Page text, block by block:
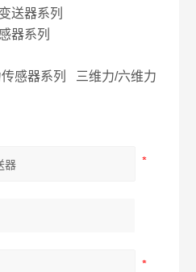
送器系列
器系列
感器系列 三维力/六维力